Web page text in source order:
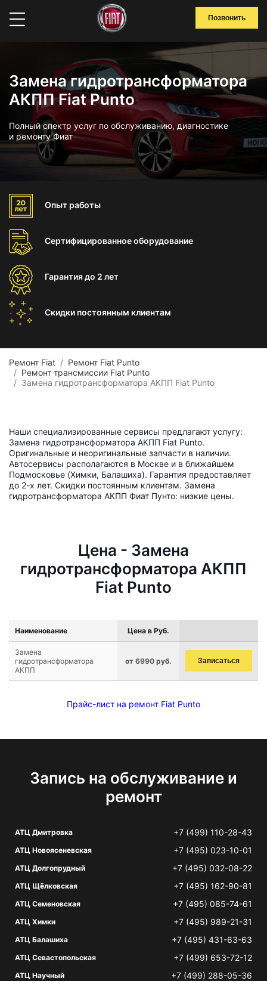
Позвонить
Замена гидротрансформатора
АКПП Fiat Punto
Полный спектр услуг по обслуживанию, диагностике
и ремонту Фиат
Опыт работы
Сертифицированноеоборудование
Гарантиядо 2 лет
Скидки постоянным клиентам
Ремонт Fiat
Ремонт Fiat Punto
Ремонт трансмиссии Fiat Punto
Замена гидротрансформатора АКПП Fiat Punto
Наши специализированные сервисы предлагают услугу:
Замена гидротрансформатора АКПП Fiat Punto.
Оригинальные и неоригинальные запчасти в наличии.
Автосервисы располагаются в Москве и в ближайшем
Подмосковье (Химки, Балашиха). Гарантия предоставляет
до 2-х лет. Скидки постоянным клиентам. Замена
гидротрансформатора АКПП Фиат Пунто: низкие цены.
Цена - Замена
гидротрансформатора АКПП
Fiat Punto
Наименование Цена в Руб.
Замена
гидротрансформатора
АКПП
от 6990 руб. Записаться
Прайс-лист на ремонт Fiat Punto
Запись на обслуживание и
ремонт
АТЦ Дмитровка +7 (499) 110-28-43
АТЦ Новоясеневская +7 (495) 023-10-01
АТЦ Долгопрудный +7 (495) 032-08-22
АТЦ Щёлковская +7 (495) 162-90-81
АТЦ Семеновская +7 (495) 085-74-61
АТЦ Химки +7 (495) 989-21-31
АТЦ Балашиха +7 (495) 431-63-63
АТЦ Севастопольская +7 (499) 653-72-12
АТЦ Научный +7 (499) 288-05-36